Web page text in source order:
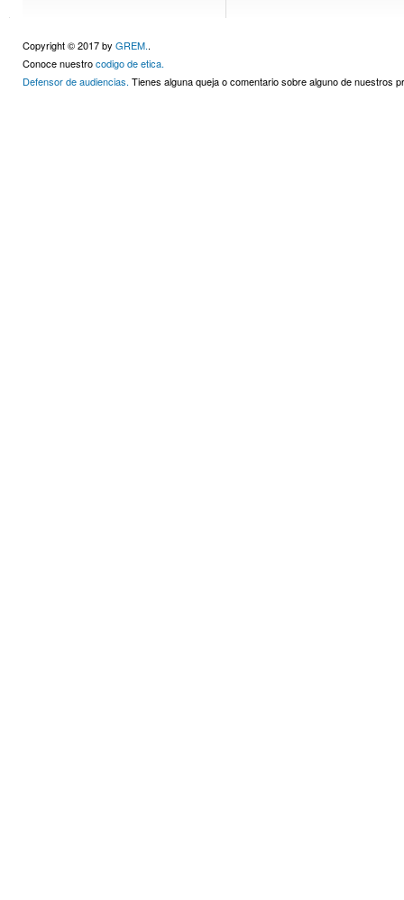
Copyright © 2017 by GREM..
Conoce nuestrocodigo de etica.
Defensor de audiencias. Tienes alguna queja o comentario sobre alguno de nuestros